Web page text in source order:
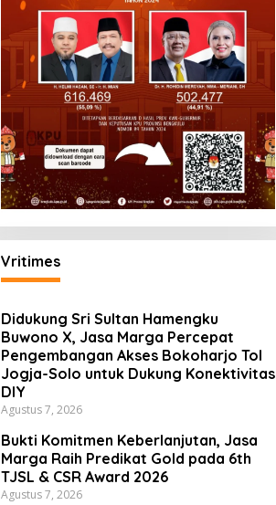
Vritimes
Didukung Sri Sultan Hamengku
Buwono X, Jasa Marga Percepat
Pengembangan Akses Bokoharjo Tol
Jogja-Solo untuk Dukung Konektivitas
DIY
Agustus 7, 2026
Bukti Komitmen Keberlanjutan, Jasa
Marga Raih Predikat Gold pada 6th
TJSL & CSR Award 2026
Agustus 7, 2026